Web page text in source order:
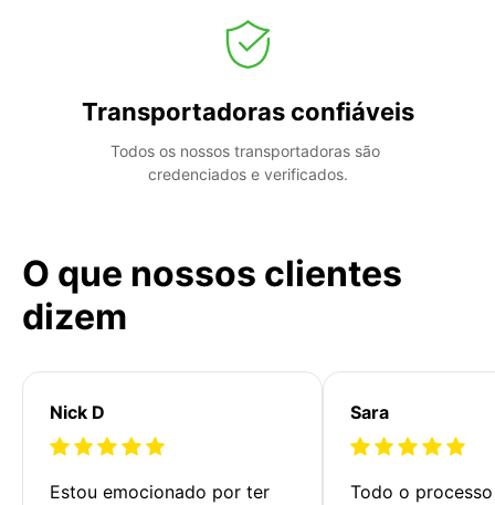
Transportadoras confiáveis
Todos os nossos transportadoras são
credenciados e verificados.
O que nossos clientes
dizem
Nick D
Estou emocionado por ter
Sara
Todo o